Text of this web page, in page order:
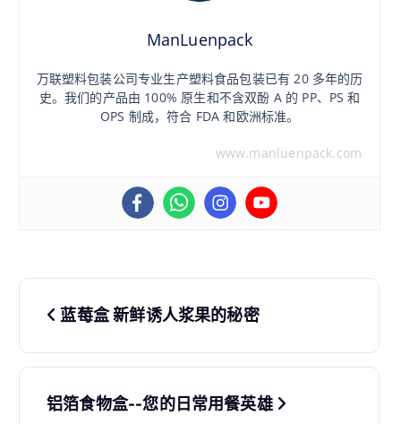
ManLuenpack
万联塑料包装公司专业生产塑料食品包装已有 20 多年的历
史。我们的产品由 100% 原生和不含双酚 A 的 PP、PS 和
OPS 制成，符合 FDA 和欧洲标准。
www.manluenpack.com
航
蓝莓盒 新鲜诱人浆果的秘密
铝箔食物盒--您的日常用餐英雄